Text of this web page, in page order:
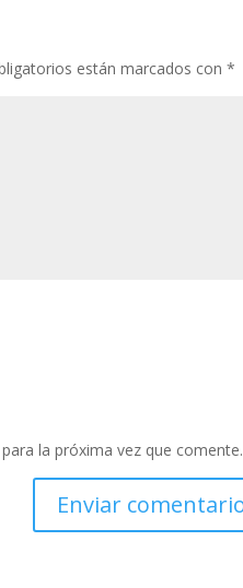
están marcados con*
la próxima vez que comente.